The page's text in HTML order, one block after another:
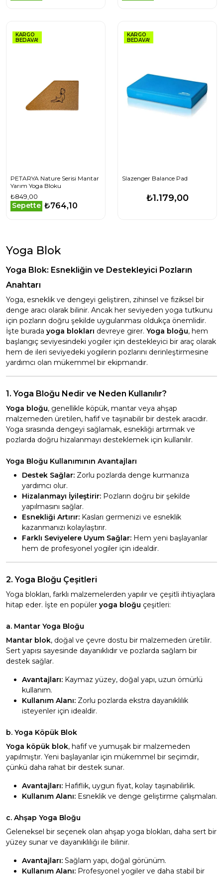
KARGO
BEDAVA!
PETARYA Nature Serisi Mantar
Yarım Yoga Bloku
₺849,00
Sepette ₺764,10
KARGO
BEDAVA!
Slazenger Balance Pad
₺1.179,00
Yoga Blok
Yoga Blok: Esnekliğin ve Destekleyici Pozların
Anahtarı
Yoga, esneklik ve dengeyi geliştiren, zihinsel ve fiziksel bir
denge aracı olarak bilinir. Ancak her seviyeden yoga tutkunu
için pozların doğru şekilde uygulanması oldukça önemlidir.
İşte burada yoga blokları devreye girer. Yoga bloğu, hem
başlangıç seviyesindeki yogiler için destekleyici bir araç olarak
hem de ileri seviyedeki yogilerin pozlarını derinleştirmesine
yardımcı olan mükemmel bir ekipmandır.
1. Yoga Bloğu Nedir ve Neden Kullanılır?
Yoga bloğu, genellikle köpük, mantar veya ahşap
malzemeden üretilen, hafif ve taşınabilir bir destek aracıdır.
Yoga sırasında dengeyi sağlamak, esnekliği artırmak ve
pozlarda doğru hizalanmayı desteklemek için kullanılır.
Yoga Bloğu Kullanımının Avantajları
Destek Sağlar: Zorlu pozlarda denge kurmanıza
yardımcı olur.
Hizalanmayı İyileştirir: Pozların doğru bir şekilde
yapılmasını sağlar.
Esnekliği Artırır: Kasları germenizi ve esneklik
kazanmanızı kolaylaştırır.
Farklı Seviyelere Uyum Sağlar: Hem yeni başlayanlar
hem de profesyonel yogiler için idealdir.
2. Yoga Bloğu Çeşitleri
Yoga blokları, farklı malzemelerden yapılır ve çeşitli ihtiyaçlara
hitap eder. İşte en popüler yoga bloğu çeşitleri:
a. Mantar Yoga Bloğu
Mantar blok, doğal ve çevre dostu bir malzemeden üretilir.
Sert yapısı sayesinde dayanıklıdır ve pozlarda sağlam bir
destek sağlar.
Avantajları: Kaymaz yüzey, doğal yapı, uzun ömürlü
kullanım.
Kullanım Alanı: Zorlu pozlarda ekstra dayanıklılık
isteyenler için idealdir.
b. Yoga Köpük Blok
Yoga köpük blok, hafif ve yumuşak bir malzemeden
yapılmıştır. Yeni başlayanlar için mükemmel bir seçimdir,
çünkü daha rahat bir destek sunar.
Avantajları: Hafiflik, uygun fiyat, kolay taşınabilirlik.
Kullanım Alanı: Esneklik ve denge geliştirme çalışmaları.
c. Ahşap Yoga Bloğu
Geleneksel bir seçenek olan ahşap yoga blokları, daha sert bir
yüzey sunar ve dayanıklılığı ile bilinir.
Avantajları: Sağlam yapı, doğal görünüm.
Kullanım Alanı: Profesyonel yogiler ve daha stabil bir